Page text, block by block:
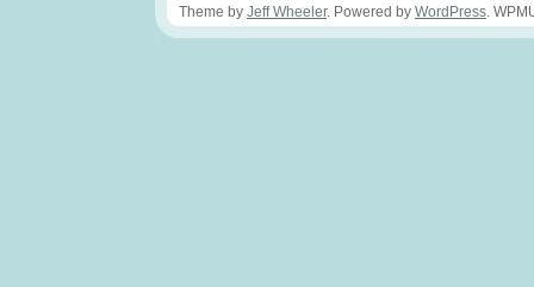
Theme by Jeff Wheeler. Powered by WordPress.